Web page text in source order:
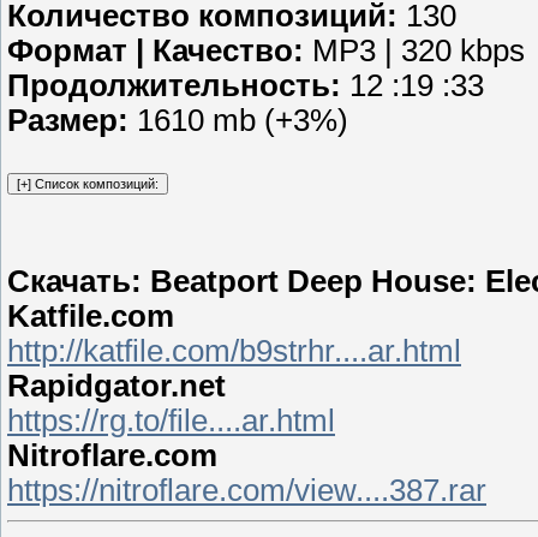
Количество композиций: 130
Формат | Качество: MP3 | 320 kbps
Продолжительность: 12 :19 :33
Размер: 1610 mb (+3%)
Скачать: Beatport Deep House:
Katfile.com
http://katfile.com/b9strhr....ar.html
Rapidgator.net
https://rg.to/file....ar.html
Nitroflare.com
https://nitroflare.com/view....387.rar